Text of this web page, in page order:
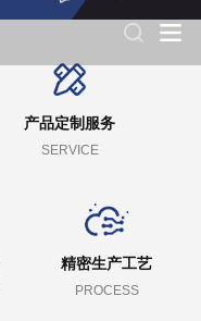
产品定制服务
SERVICE
精密生产工艺
PROCESS